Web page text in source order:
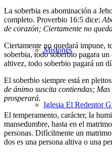
Misiones
Iglesia El Redentor
La soberbia es abominación a
completo. Proverbio 16:5 dice:
de corazón; Ciertamente no
Ciertamente no quedará impune,
soberbia, todo soberbio pagara un
altivez, todo soberbio pagará un
El soberbio siempre está en
de ánimo suscita contiendas;
prosperará.
El temperamento, carácter, la
mansedumbre, hasta en el
personas. Difícilmente un
dos es una persona altiva o una